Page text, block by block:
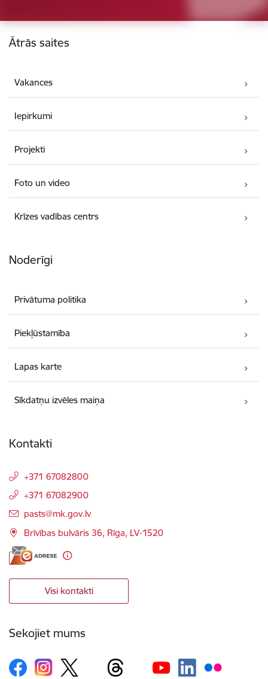
Kājene
Ātrās saites
Vakances
Iepirkumi
Projekti
Foto un video
Krīzes vadības centrs
Noderīgi
Privātuma politika
Piekļūstamība
Lapas karte
Sīkdatņu izvēles maiņa
Kontakti
+371 67082800
+371 67082900
E-pasts:
pasts@mk.gov.lv
Brīvības bulvāris 36, Rīga, LV-1520
Visi kontakti
Sekojiet mums